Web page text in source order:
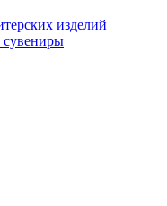
изделий
сувениры